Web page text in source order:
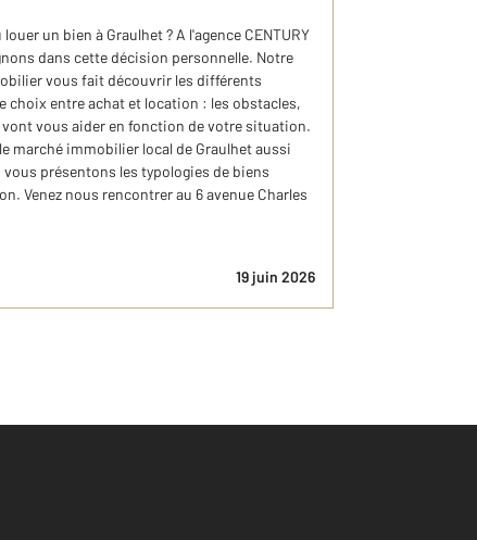
un bien à Graulhet ? A l'agence CENTURY
dans cette décision personnelle. Notre
vous fait découvrir les différents
choix entre achat et location : les obstacles,
vous aider en fonction de votre situation.
marché immobilier local de Graulhet aussi
présentons les typologies de biens
Venez nous rencontrer au 6 avenue Charles
19 juin 2026